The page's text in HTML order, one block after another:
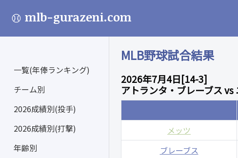
mlb-gurazeni.com
一覧(年俸ランキング)
チーム別
2026成績別(投手)
2026成績別(打撃)
年齢別
MLB野球試合結果
2026年7月4日[14-3]
アトランタ・ブレーブス
メッツ
ブレーブス